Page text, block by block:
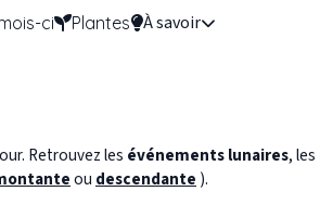
ci Plantes À savoir
Retrouvez les événements lunaires, les
ou descendante ).